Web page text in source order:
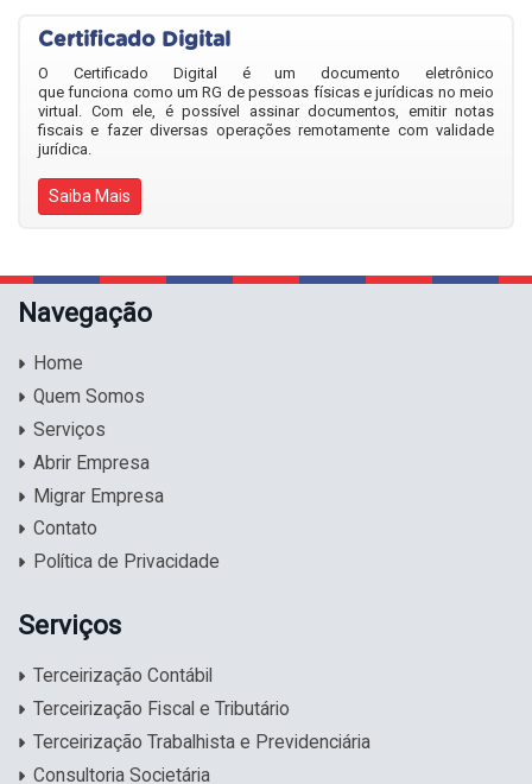
Certificado Digital
O Certificado Digital é um documento eletrônico
que funciona como um RG de pessoas físicas e jurídicas no meio
virtual. Com ele, é possível assinar documentos, emitir notas
fiscais e fazer diversas operações remotamente com validade
jurídica.
Saiba Mais
Navegação
Home
Quem Somos
Serviços
Abrir Empresa
Migrar Empresa
Contato
Política de Privacidade
Serviços
Terceirização Contábil
Terceirização Fiscal e Tributário
Terceirização Trabalhista e Previdenciária
Consultoria Societária